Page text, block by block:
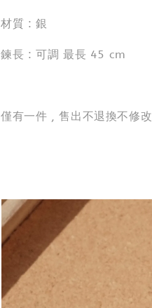
材質 : 銀
鍊長 : 可調 最長 45 cm
僅有一件 , 售出不退換不修改